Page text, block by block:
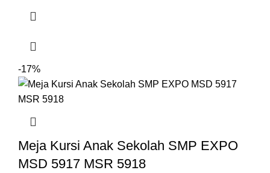
-17%
Meja Kursi Anak Sekolah SMP EXPO
MSD 5917 MSR 5918